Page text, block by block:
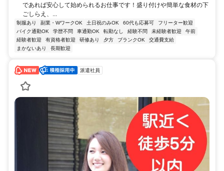
であれば安心して始められるお仕事です！盛り付けや簡単な食材の下
ごしらえ、...
制服あり 副業・WワークOK 土日祝のみOK 60代も応募可
フリーター歓迎
バイク通勤OK
学歴不問 車通勤OK 転勤なし 経験不問 未経験者歓迎
午前
経験者歓迎
有資格者歓迎 研修あり 夕方 ブランクOK
交通費支給
まかないあり
長期歓迎
派遣社員